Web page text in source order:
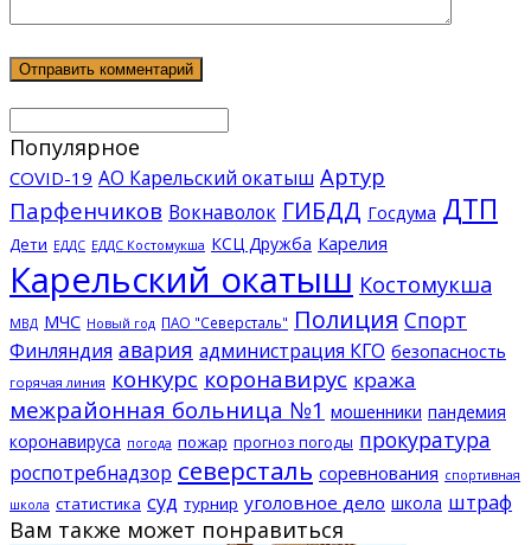
Популярное
COVID-19 АО Карельский окатыш Артур
Парфенчиков Вокнаволок ГИБДД Госдума ДТП
Дети ЕДДС ЕДДС Костомукша КСЦ Дружба Карелия
Карельский окатыш Костомукша
МВД МЧС Новый год ПАО "Северсталь" Полиция Спорт
Финляндия авария администрация КГО безопасность
горячая линия конкурс коронавирус кража
межрайонная больница №1 мошенники пандемия
коронавируса погода пожар прогноз погоды прокуратура
роспотребнадзор северсталь соревнования спортивная
школа статистика суд турнир уголовное дело школа штраф
Вам также может понравиться